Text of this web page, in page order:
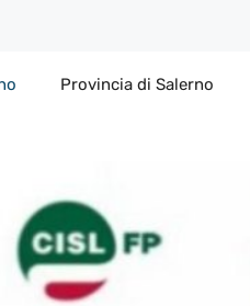
Provincia di Salerno